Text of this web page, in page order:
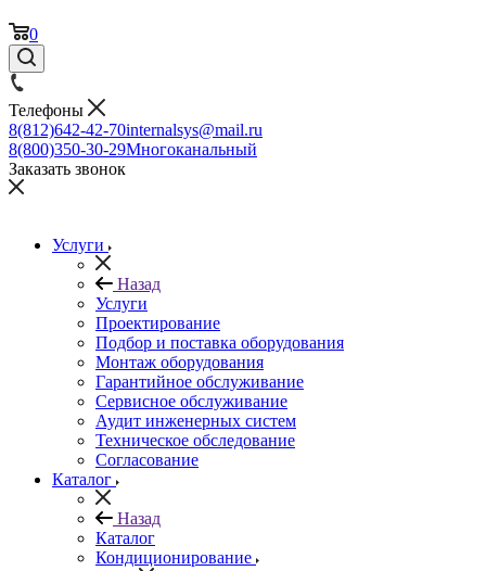
0
Телефоны
8(812)642-42-70internalsys@mail.ru
8(800)350-30-29Многоканальный
Заказать звонок
Услуги
Назад
Услуги
Проектирование
Подбор и поставка оборудования
Монтаж оборудования
Гарантийное обслуживание
Сервисное обслуживание
Аудит инженерных систем
Техническое обследование
Согласование
Каталог
Назад
Каталог
Кондиционирование